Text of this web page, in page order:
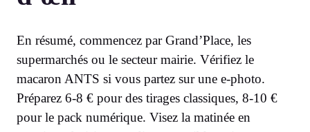
En résumé, commencez par Grand’Place, les
supermarchés ou le secteur mairie. Vérifiez le
macaron ANTS si vous partez sur une e-photo.
Préparez 6-8 € pour des tirages classiques, 8-10 €
pour le pack numérique. Visez la matinée en